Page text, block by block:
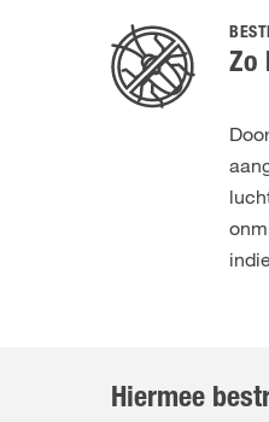
Zo
Hiermee